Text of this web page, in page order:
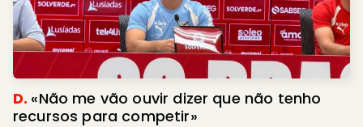
D. «Não me vão ouvir dizer que não tenho
recursos para competir»